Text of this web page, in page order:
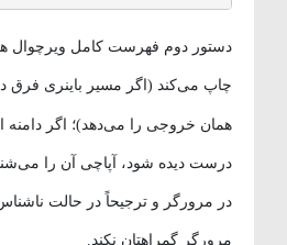
دستور دوم فهرست کامل ویرچوال
چاپ می‌کند (اگر مسیر باینری فرق
درست دیده شود، آپاچی آن را
در مرورگر و ترجیحاً در حالت ناشناس
مرورگر گمراهتان نکند.